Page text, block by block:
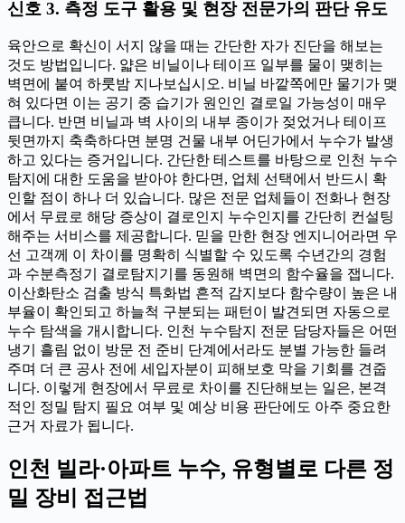
신호 3. 측정 도구 활용 및 현장 전문가의 판단 유도
육안으로 확신이 서지 않을 때는 간단한 자가 진단을 해보는
것도 방법입니다. 얇은 비닐이나 테이프 일부를 물이 맺히는
벽면에 붙여 하룻밤 지나보십시오. 비닐 바깥쪽에만 물기가 맺
혀 있다면 이는 공기 중 습기가 원인인 결로일 가능성이 매우
큽니다. 반면 비닐과 벽 사이의 내부 종이가 젖었거나 테이프
뒷면까지 축축하다면 분명 건물 내부 어딘가에서 누수가 발생
하고 있다는 증거입니다. 간단한 테스트를 바탕으로 인천 누수
탐지에 대한 도움을 받아야 한다면, 업체 선택에서 반드시 확
인할 점이 하나 더 있습니다. 많은 전문 업체들이 전화나 현장
에서 무료로 해당 증상이 결로인지 누수인지를 간단히 컨설팅
해주는 서비스를 제공합니다. 믿을 만한 현장 엔지니어라면 우
선 고객께 이 차이를 명확히 식별할 수 있도록 수년간의 경험
과 수분측정기 결로탐지기를 동원해 벽면의 함수율을 잽니다.
이산화탄소 검출 방식 특화법 흔적 감지보다 함수량이 높은 내
부율이 확인되고 하늘척 구분되는 패턴이 발견되면 자동으로
누수 탐색을 개시합니다. 인천 누수탐지 전문 담당자들은 어떤
냉기 흘림 없이 방문 전 준비 단계에서라도 분별 가능한 들려
주며 더 큰 공사 전에 세입자분이 피해보호 막을 기회를 견줍
니다. 이렇게 현장에서 무료로 차이를 진단해보는 일은, 본격
적인 정밀 탐지 필요 여부 및 예상 비용 판단에도 아주 중요한
근거 자료가 됩니다.
인천 빌라·아파트 누수, 유형별로 다른 정
밀 장비 접근법